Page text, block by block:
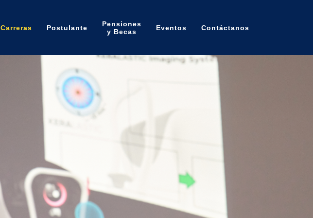
Carreras Postulante
Pensiones
y Becas
Eventos Contáctanos